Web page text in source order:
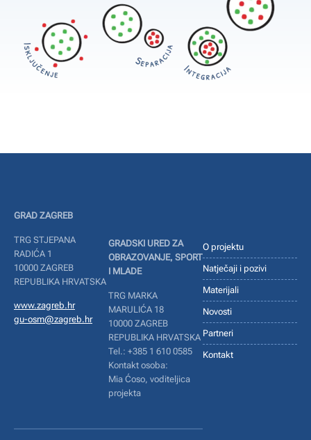
GRAD ZAGREB
TRG STJEPANA
RADIĆA 1
10000 ZAGREB
REPUBLIKA HRVATSKA
www.zagreb.hr
gu-osm@zagreb.hr
GRADSKI URED ZA
OBRAZOVANJE, SPORT
I MLADE
TRG MARKA
MARULIĆA 18
10000 ZAGREB
REPUBLIKA HRVATSKA
Tel.: +385 1 610 0585
Kontakt osoba:
Mia Ćoso, voditeljica
projekta
O projektu
Natječaji i pozivi
Materijali
Novosti
Partneri
Kontakt